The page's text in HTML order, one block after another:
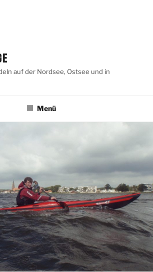
auf der Nordsee, Ostsee und in
Menü